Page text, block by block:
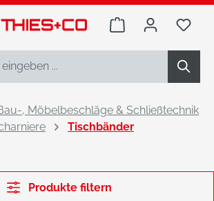
Warenkorb Du
, Möbelbeschläge & Schließtechnik
Tischbänder
Produkte filtern